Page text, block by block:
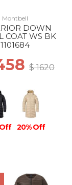
Montbell
DOWN
COAT WS BK
1101684
$ 1620
Off 20% Off